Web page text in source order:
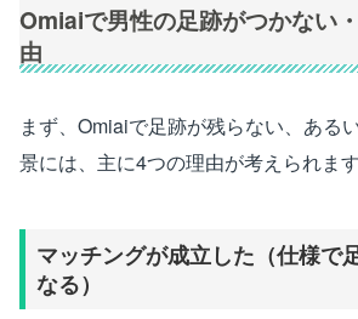
Omiaiで男性の足跡がつかない
由
まず、Omiaiで足跡が残らない、ある
景には、主に4つの理由が考えられます
マッチングが成立した（仕様で
なる）